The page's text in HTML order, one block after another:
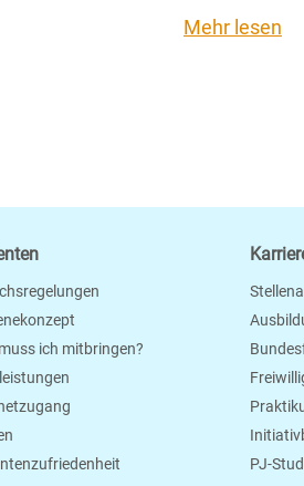
Mehr lesen
ich mitbringen?
PJ-